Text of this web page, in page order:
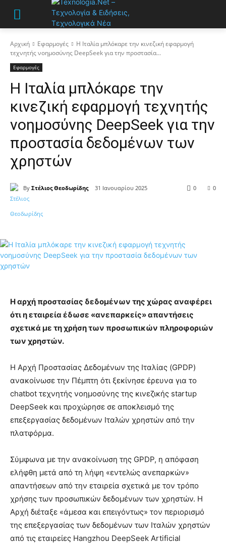
Αρχική Εφαρμογές
Η Ιταλία μπλόκαρε την κινεζική εφαρμογή
τεχνητής νοημοσύνης DeepSeek για την προστασία...
Εφαρμογές
Η Ιταλία μπλόκαρε την
κινεζική εφαρμογή τεχνητής
νοημοσύνης DeepSeek για την
προστασία δεδομένων των
χρηστών
By Στέλιος Θεοδωρίδης 31 Ιανουαρίου 2025 0
0
Η αρχή προστασίας δεδομένων της χώρας αναφέρει
ότι η εταιρεία έδωσε «ανεπαρκείς» απαντήσεις
σχετικά με τη χρήση των προσωπικών πληροφοριών
των χρηστών.
Η Αρχή Προστασίας Δεδομένων της Ιταλίας (GPDP)
ανακοίνωσε την Πέμπτη ότι ξεκίνησε έρευνα για το
chatbot τεχνητής νοημοσύνης της κινεζικής startup
DeepSeek και προχώρησε σε αποκλεισμό της
επεξεργασίας δεδομένων Ιταλών χρηστών από την
πλατφόρμα.
Σύμφωνα με την ανακοίνωση της GPDP, η απόφαση
ελήφθη μετά από τη λήψη «εντελώς ανεπαρκών»
απαντήσεων από την εταιρεία σχετικά με τον τρόπο
χρήσης των προσωπικών δεδομένων των χρηστών. Η
Αρχή διέταξε «άμεσα και επειγόντως» τον περιορισμό
της επεξεργασίας των δεδομένων των Ιταλών χρηστών
από τις εταιρείες Hangzhou DeepSeek Artificial